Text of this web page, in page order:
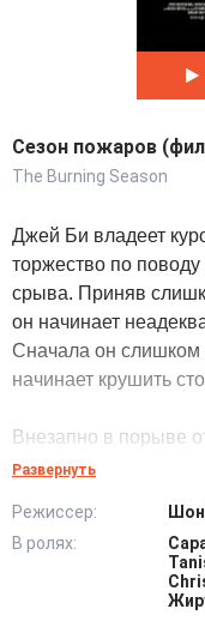
Сезон пожаров
The Burning Season
Джей Би владеет
торжество по
срыва. Приняв
он начинает
Сначала он слишком
начинает крушить
Внезапно в порыве
продолжается уже
своим мужем на
Джей Би. Истории
в самое
событий
Развернуть
Режиссер:
Шон
В ролях: